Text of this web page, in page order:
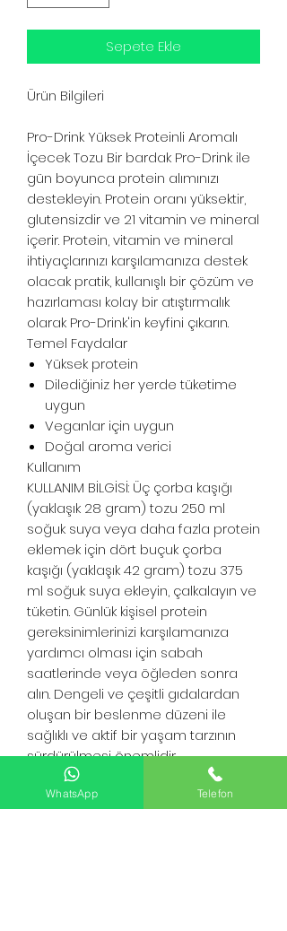
Sepete Ekle
Ürün Bilgileri
Pro-Drink Yüksek Proteinli Aromalı
İçecek Tozu Bir bardak Pro-Drink ile
gün boyunca protein alımınızı
destekleyin. Protein oranı yüksektir,
glutensizdir ve 21 vitamin ve mineral
içerir. Protein, vitamin ve mineral
ihtiyaçlarınızı karşılamanıza destek
olacak pratik, kullanışlı bir çözüm ve
hazırlaması kolay bir atıştırmalık
olarak Pro-Drink'in keyfini çıkarın.
Temel Faydalar
Yüksek protein
Dilediğiniz her yerde tüketime
uygun
Veganlar için uygun
Doğal aroma verici
Kullanım
KULLANIM BİLGİSİ: Üç çorba kaşığı
(yaklaşık 28 gram) tozu 250 ml
soğuk suya veya daha fazla protein
eklemek için dört buçuk çorba
kaşığı (yaklaşık 42 gram) tozu 375
ml soğuk suya ekleyin, çalkalayın ve
tüketin. Günlük kişisel protein
gereksinimlerinizi karşılamanıza
yardımcı olması için sabah
saatlerinde veya öğleden sonra
alın. Dengeli ve çeşitli gıdalardan
oluşan bir beslenme düzeni ile
sağlıklı ve aktif bir yaşam tarzının
sürdürülmesi önemlidir.
WhatsApp Telefon